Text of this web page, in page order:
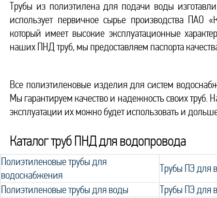
Трубы из полиэтилена для подачи воды
использует первичное сырье производства ПАО
который имеет высокие эксплуатационные
наших ПНД труб, мы предоставляем паспорта
Все полиэтиленовые изделия для систем
Мы гарантируем качество и надежность своих
эксплуатации их можно будет использовать и
Каталог труб ПНД для водопровода
Полиэтиленовые трубы для
водоснабжения
Трубы ПЭ для
Полиэтиленовые трубы для воды
Трубы ПЭ для